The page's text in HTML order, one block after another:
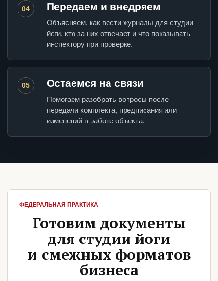
04 Передаем и внедряем
Объясняем, как вести журналы для студии
йоги, кто за них отвечает и что показывать
инспектору при проверке.
05 Остаемся на связи
Помогаем разобрать вопросы после
передачи комплекта, предписания или
изменений в работе объекта.
ФЕДЕРАЛЬНАЯ ПРАКТИКА
Готовим документы
для студии йоги
и смежных форматов
бизнеса